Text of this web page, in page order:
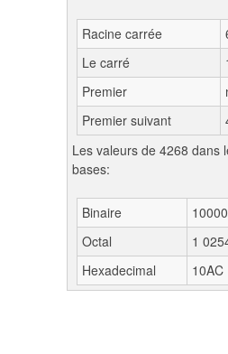
Racine carrée
Le carré
Premier
Premier suivant
Les valeurs de 4268 dans
bases:
Binaire
Octal
1
Hexadecimal
10AC